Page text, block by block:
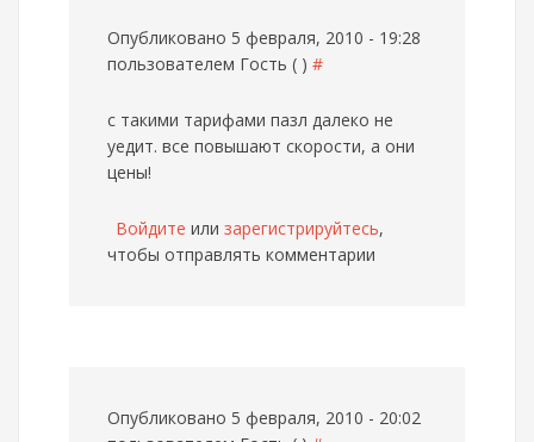
Опубликовано 5 февраля, 2010 - 19:28
пользователем Гость ( ) #
с такими тарифами пазл далеко не
уедит. все повышают скорости, а они
цены!
Войдите или зарегистрируйтесь,
чтобы отправлять комментарии
Опубликовано 5 февраля, 2010 - 20:02